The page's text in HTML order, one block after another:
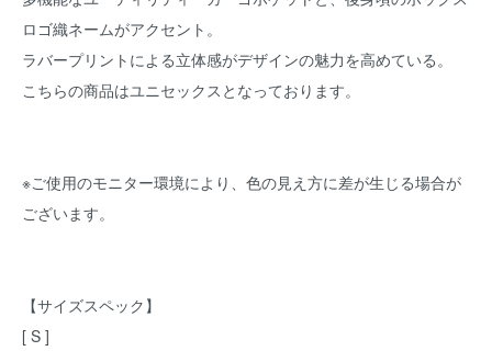
ロゴ織ネームがアクセント。
ラバープリントによる立体感がデザインの魅力を高めている。
こちらの商品はユニセックスとなっております。
※ご使用のモニター環境により、色の見え方に差が生じる場合が
ございます。
【サイズスペック】
[ S ]